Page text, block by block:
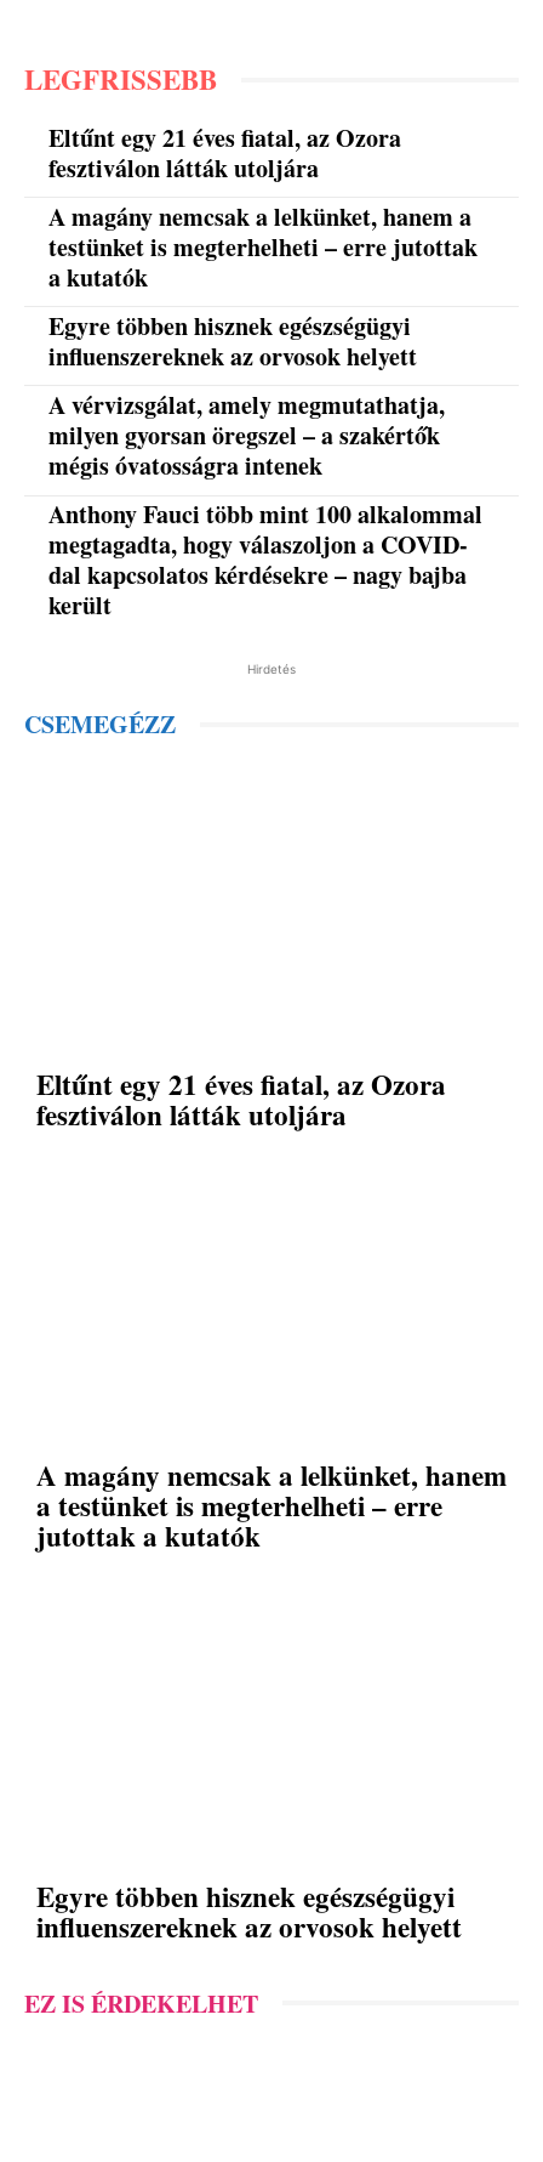
LEGFRISSEBB
Eltűnt egy 21 éves fiatal, az Ozora
fesztiválon látták utoljára
A magány nemcsak a lelkünket, hanem a
testünket is megterhelheti – erre jutottak
a kutatók
Egyre többen hisznek egészségügyi
influenszereknek az orvosok helyett
A vérvizsgálat, amely megmutathatja,
milyen gyorsan öregszel – a szakértők
mégis óvatosságra intenek
Anthony Fauci több mint 100 alkalommal
megtagadta, hogy válaszoljon a COVID-
dal kapcsolatos kérdésekre – nagy bajba
került
Hirdetés
CSEMEGÉZZ
Eltűnt egy 21 éves fiatal, az Ozora
fesztiválon látták utoljára
A magány nemcsak a lelkünket, hanem
a testünket is megterhelheti – erre
jutottak a kutatók
Egyre többen hisznek egészségügyi
influenszereknek az orvosok helyett
EZ IS ÉRDEKELHET